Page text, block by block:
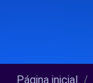
Página inicial